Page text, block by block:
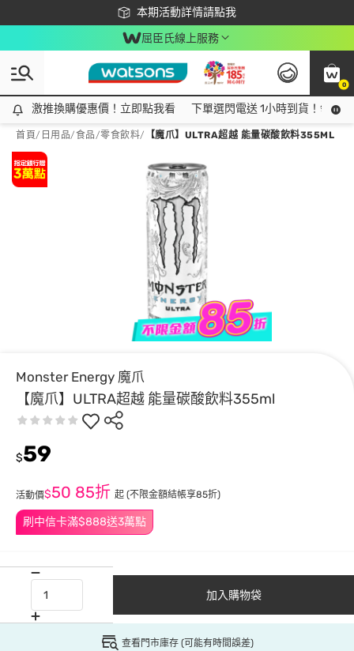
本期活動詳情請點我
下載app最高回饋$350
屈臣氏線上服務
0
激推換購優惠價！立即點我看
激推換購優惠價！立即點我看 下單選閃電送 1小時到貨！領神
首頁/ 日用品/食品/零食飲料/ 【魔爪】ULTRA超越 能量碳酸飲料355ML
Monster Energy 魔爪
【魔爪】ULTRA超越 能量碳酸飲料355ml
刷中信卡滿$888送3萬點
$59
活動價$50 85折 起 (不限金額結帳享85折)
加入購物袋
查看門市庫存 (可能有時間誤差)